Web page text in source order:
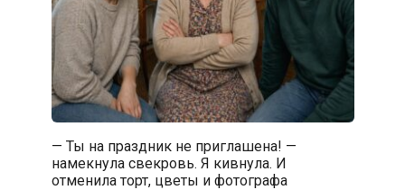
— Ты на праздник не приглашена! —
намекнула свекровь. Я кивнула. И
отменила торт, цветы и фотографа